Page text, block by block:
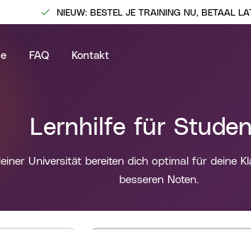
NIEUW: BESTEL JE TRAINING NU, BETAAL
FAQ Kontakt
Lernhilfe für
Universität bereiten dich optimal für deine
besseren Noten.